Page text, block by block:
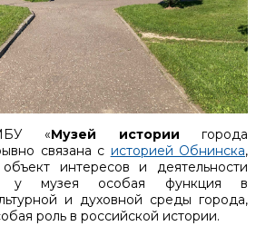
МБУ «Музей истории города
связана с историей Обнинска,
интересов и деятельности
у музея особая функция в
и духовной среды города,
роль в российской истории.